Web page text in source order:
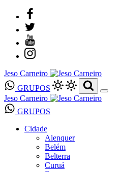
Jeso Carneiro
GRUPOS
Jeso Carneiro
GRUPOS
Cidade
Alenquer
Belém
Belterra
Curuá